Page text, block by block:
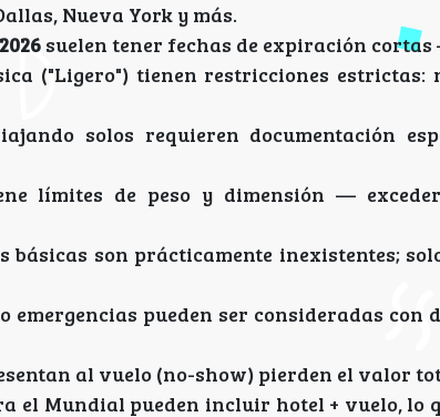
Nueva York y más.
suelen tener fechas de expiración
("Ligero") tienen restricciones estrictas:
solos requieren documentación
límites de peso y dimensión —
básicas son prácticamente inexistentes;
emergencias pueden ser consideradas
al vuelo (no-show) pierden el valor
el Mundial pueden incluir hotel + vuelo, lo